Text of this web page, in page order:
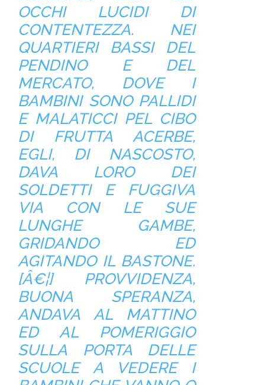
OCCHI LUCIDI DI
CONTENTEZZA. NEI
QUARTIERI BASSI DEL
PENDINO E DEL
MERCATO, DOVE I
BAMBINI SONO PALLIDI
E MALATICCI PEL CIBO
DI FRUTTA ACERBE,
EGLI, DI NASCOSTO,
DAVA LORO DEI
SOLDETTI E FUGGIVA
VIA CON LE SUE
LUNGHE GAMBE,
GRIDANDO ED
AGITANDO IL BASTONE.
[Â€¦] PROVVIDENZA,
BUONA SPERANZA,
ANDAVA AL MATTINO
ED AL POMERIGGIO
SULLA PORTA DELLE
SCUOLE A VEDERE I